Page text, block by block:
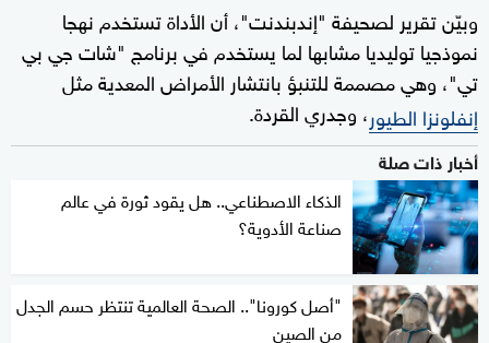
وبيّن تقرير لصحيفة "إندبندنت"، أن الأداة تستخدم نهجا
نموذجيا توليديا مشابها لما يستخدم في برنامج "شات جي بي
تي"، وهي مصممة للتنبؤ بانتشار الأمراض المعدية مثل
إنفلونزا الطيور، وجدري القردة.
أخبار ذات صلة
الذكاء الاصطناعي.. هل يقود ثورة في عالم
صناعة الأدوية؟
"أصل كورونا".. الصحة العالمية تنتظر حسم الجدل
من الصين